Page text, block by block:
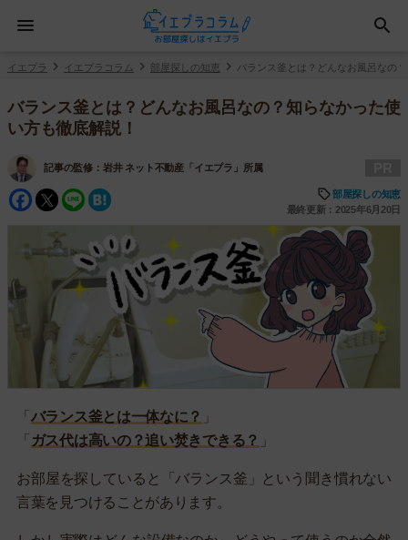
イエプラ イエプラコラム 部屋探しの知恵 バランス釜とは？どんなお風呂なの
バランス釜とは？どんなお風呂なの？知らなかった使
い方も徹底解説！
記事の監修： 岩井 ネット不動産「イエプラ」所属
Facebook
Twitter
Line
部屋探しの知恵
最終更新：2025年6月20日
「 バランス釜とは一体なに？ 」
「 ガス代は高いの？追い焚きできる？ 」
お部屋を探していると「バランス釜」という聞き慣れない
言葉を見つけることがあります。